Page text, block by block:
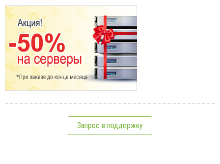
хотите удивить пользователя. Но ведь задача
стоит не в удивлении, а в функциональности и
доступности вашей интернет странице, а погоня
за новыми идеями и креативными решениями
часто приводит к фатальным ошибкам.
Переизбыток цветов
Дизайны, что радуют глаз всеми цветами радуги
пользователя но и отбивает всяческое желание
вернуться на ваш сайт снова.
Тэги: сайт, дизайн цвет,трафик
См.также:
Вопросы по дизайну сайта
10 важных советов по выбору шаблона сайта
Запрос в поддержку